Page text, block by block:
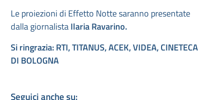
Le proiezioni di Effetto Notte saranno presentate
dalla giornalistaIlaria Ravarino.
Si ringrazia: RTI, TITANUS, ACEK, VIDEA, CINETECA
DI BOLOGNA
Seguici anche su: